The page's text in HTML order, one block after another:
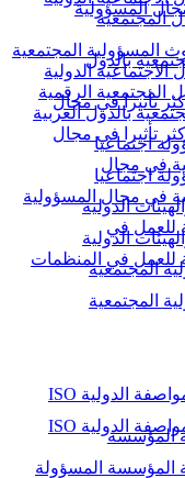
المجتمعية
بالدول
تأثيرا في مجال
اجتماعيا
في مجال
الدولية
للعمل في
المجتمعية
المنظمات الحاصلة على المواصفة الدولية ISO
المؤسسة
المسؤولية
المسؤولية المجتمعية
الاجتماعية الدولية
المجتمعية الرقمية
بالدول العربية
تأثيرا في مجال
اجتماعيا
في مجال المسؤولية
الدولية
للعمل في المنظمات
المجتمعية
المنظمات الحاصلة على المواصفة الدولية ISO
المؤسسة المسؤولة